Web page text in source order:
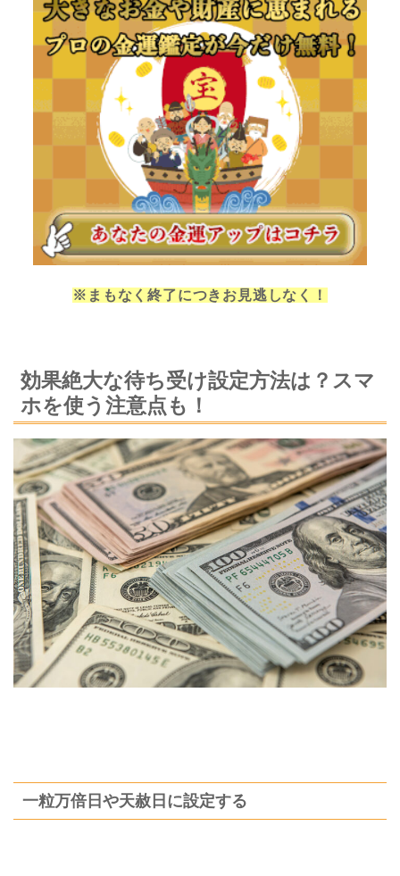
※まもなく終了につきお見逃しなく！
効果絶大な待ち受け設定方法は？スマ
ホを使う注意点も！
一粒万倍日や天赦日に設定する